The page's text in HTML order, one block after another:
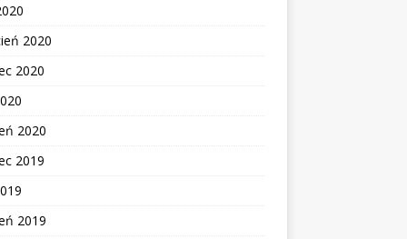
2020
2020
2020
2019
2019